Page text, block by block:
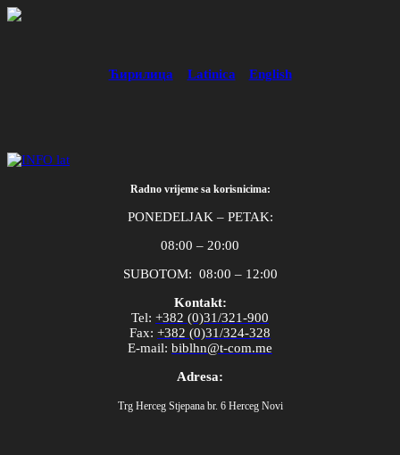
Ћирилица Latinica English
Radno vrijeme sa korisnicima:
PONEDELJAK – PETAK:
08:00 – 20:00
SUBOTOM: 08:00 – 12:00
Kontakt:
Tel: +382 (0)31/321-900
Fax: +382 (0)31/324-328
E-mail: biblhn@t-com.me
Adresa:
Trg Herceg Stjepana br. 6 Herceg Novi